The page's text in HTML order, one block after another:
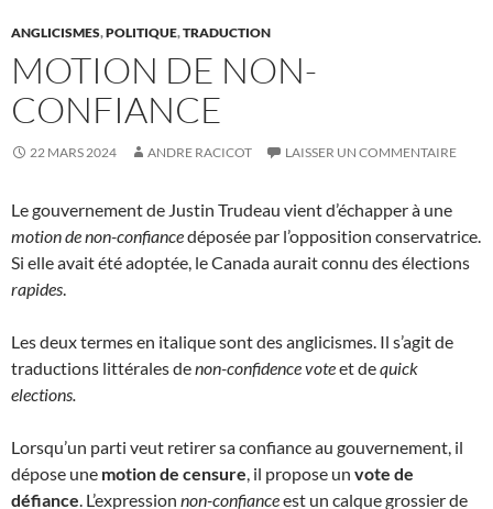
ANGLICISMES,POLITIQUE,TRADUCTION
MOTION DE NON-
CONFIANCE
22 MARS 2024 ANDRE RACICOT LAISSER UN COMMENTAIRE
Le gouvernement de Justin Trudeau vient d’échapper à une
motion de non-confiancedéposée par l’opposition conservatrice.
Si elle avait été adoptée, le Canada aurait connu des élections
rapides.
Les deux termes en italique sont des anglicismes. Il s’agit de
traductions littérales denon-confidence voteet dequick
elections.
Lorsqu’un parti veut retirer sa confiance au gouvernement, il
dépose une motion de censure, il propose un vote de
défiance. L’expression non-confianceest un calque grossier de